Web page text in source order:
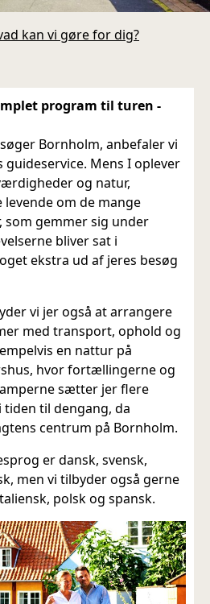
kan vi gøre for dig?
program til turen -
Bornholm, anbefaler vi
Mens I oplever
og natur,
om de mange
gemmer sig under
bliver sat i
ekstra ud af jeres besøg
vi jer også at arrangere
med transport, ophold og
en nattur på
hvor fortællingerne og
sætter jer flere
til dengang, da
centrum på Bornholm.
er dansk, svensk,
men vi tilbyder også gerne
polsk og spansk.